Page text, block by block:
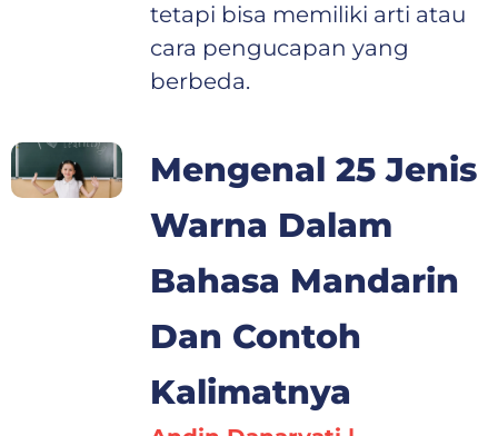
tetapi bisa memiliki arti atau
cara pengucapan yang
berbeda.
Mengenal 25 Jenis
Warna Dalam
Bahasa Mandarin
Dan Contoh
Kalimatnya